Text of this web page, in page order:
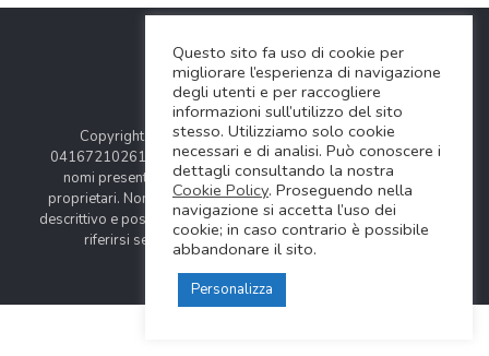
Copyright © 2024 Soundwave Distribution Srl - P.I.
04167210261 |
COOKIES POLICY| Tutti i marchi, i prodotti e i
nomi presentati in questo sito sono registrati dai legittimi
proprietari. Nomi e caratteristiche sono citati solamente al fine
descrittivo e possono variare senza obbligo di preavviso, quindi
riferirsi sempre ai siti web dei rispettivi costruttori.
Questo sito fa uso di cookie per
migliorare l’esperienza di navigazione
degli utenti e per raccogliere
informazioni sull’utilizzo del sito
stesso. Utilizziamo solo cookie
necessari e di analisi. Può conoscere i
dettagli consultando la nostra
Cookie Policy. Proseguendo nella
navigazione si accetta l’uso dei
cookie; in caso contrario è possibile
abbandonare il sito.
Personalizza